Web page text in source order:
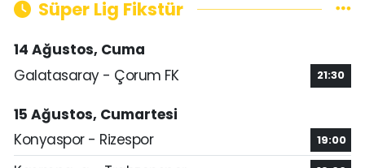
Süper Lig Fikstür
14 Ağustos, Cuma
Galatasaray - Çorum FK
21:30
15 Ağustos, Cumartesi
Konyaspor - Rizespor
19:00